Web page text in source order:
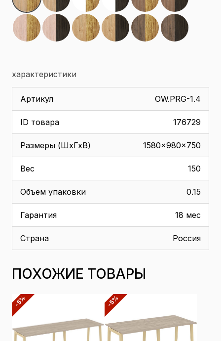
характеристики
Артикул OW.PRG-1.4
ID товара 176729
Размеры (ШхГхВ) 1580x980x750
Вес 150
Объем упаковки 0.15
Гарантия 18 мес
Страна Россия
ПОХОЖИЕ ТОВАРЫ
-5% -5%